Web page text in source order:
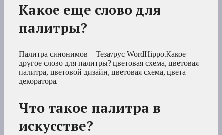
Какое еще слово для
палитры?
Палитра синонимов – Тезаурус WordHippo.Какое
другое слово для палитры? цветовая схема, цветовая
палитра, цветовой дизайн, цветовая схема, цвета
декоратора.
Что такое палитра в
искусстве?